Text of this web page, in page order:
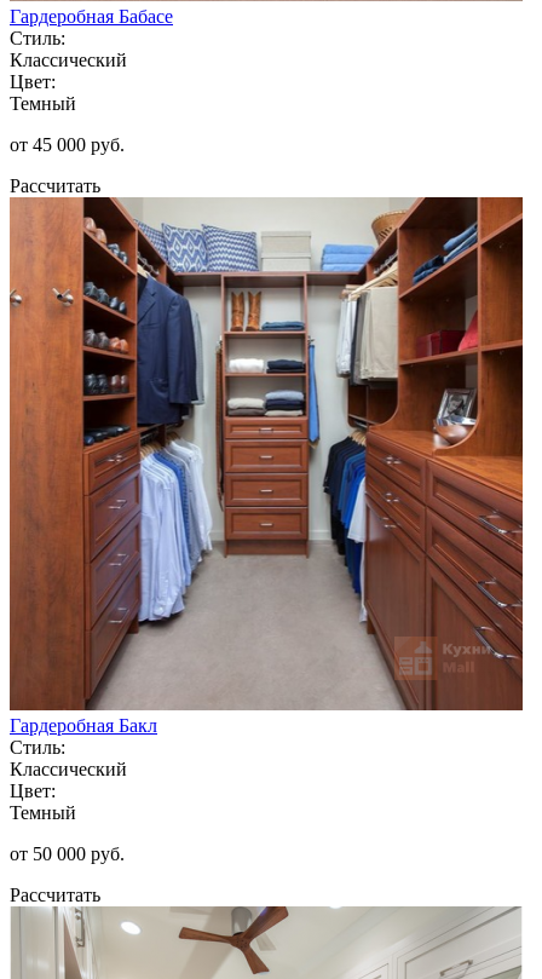
Гардеробная Бабасе
Стиль:
Классический
Цвет:
Темный
от 45 000 руб.
Рассчитать
Гардеробная Бакл
Стиль:
Классический
Цвет:
Темный
от 50 000 руб.
Рассчитать